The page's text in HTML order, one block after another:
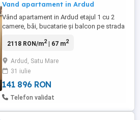
Vand apartament in Ardud
Vând apartament in Ardud etajul 1 cu 2
camere, băi, bucatarie și balcon pe strada
2118 RON/m2| 67 m2
Ardud, Satu Mare
31 iulie
141 896 RON
Telefon validat